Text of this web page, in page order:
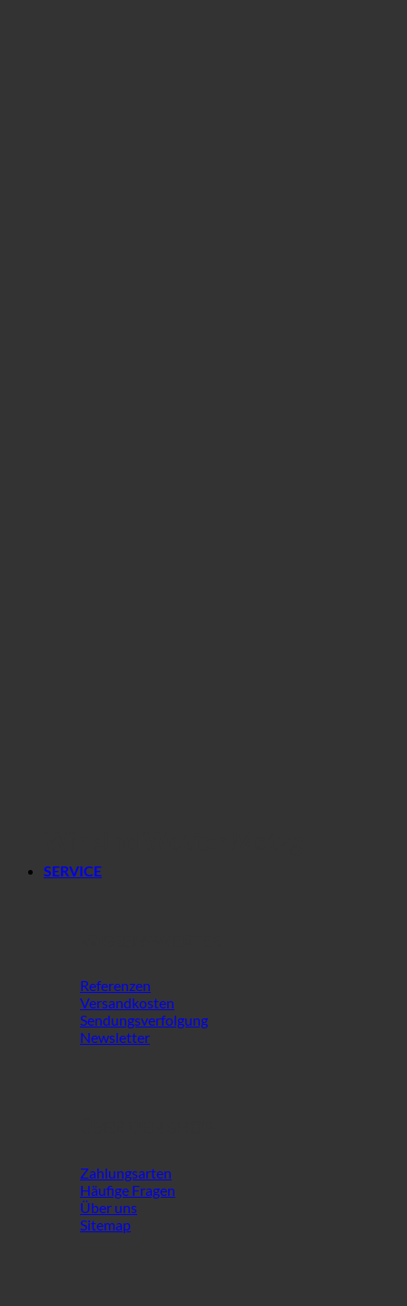
SERVICE
Referenzen
Versandkosten
Sendungsverfolgung
Newsletter
Zahlungsarten
Häufige Fragen
Über uns
Sitemap